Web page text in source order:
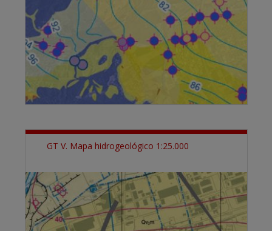
GT V. Mapa hidrogeológico 1:25.000